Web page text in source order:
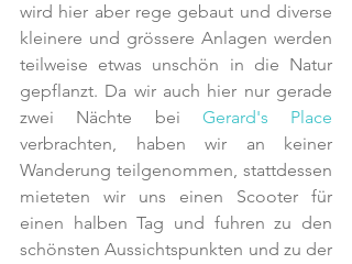
wird hier aber rege gebaut und diverse
kleinere und grössere Anlagen werden
teilweise etwas unschön in die Natur
gepflanzt. Da wir auch hier nur gerade
zwei Nächte bei Gerard's Place
verbrachten, haben wir an keiner
Wanderung teilgenommen, stattdessen
mieteten wir uns einen Scooter für
einen halben Tag und fuhren zu den
schönsten Aussichtspunkten und zu der